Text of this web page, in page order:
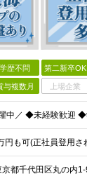
学歴不問 第二新卒OK
与複数月 上場企業